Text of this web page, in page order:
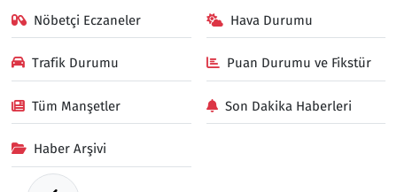
Nöbetçi Eczaneler Hava Durumu
Trafik Durumu Puan Durumu ve Fikstür
Tüm Manşetler Son Dakika Haberleri
Haber Arşivi